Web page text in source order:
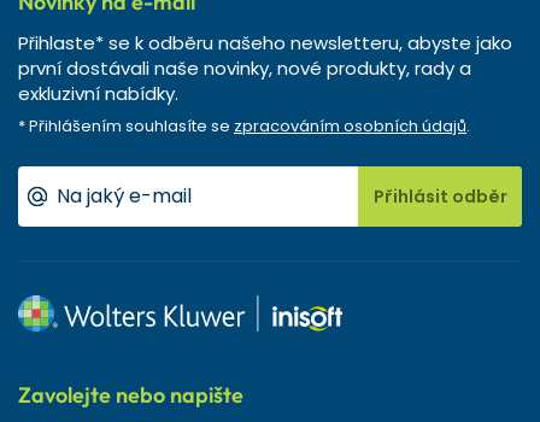
Přihlaste* se k odběru našeho newsletteru, abyste jako
první dostávali naše novinky, nové produkty, rady a
exkluzivní nabídky.
* Přihlášením souhlasíte se zpracováním osobních údajů.
Přihlásit odběr
Zavolejte nebo napište